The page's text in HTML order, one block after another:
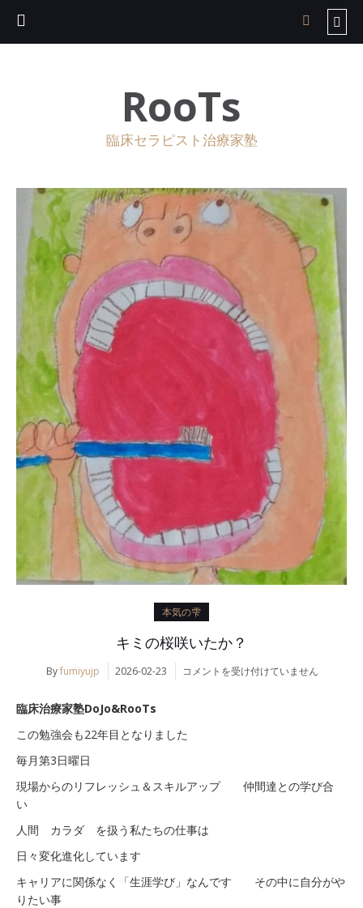
RooTs
臨床セラピスト治療家塾
本気の雫
キミの桜咲いたか？
Byfumiyujp 2026-02-23
キ
咲
は
コメントを受け付けていません
臨床治療家塾DoJo&RooTs
この勉強会も22年目となりました
毎月第3日曜日
現場からのリフレッシュ＆スキルアップ 仲間達との学び合
い
人間 カラダ を扱う私たちの仕事は
日々変化進化しています
キャリアに関係なく「生涯学び」なんです その中に自分がや
りたい事